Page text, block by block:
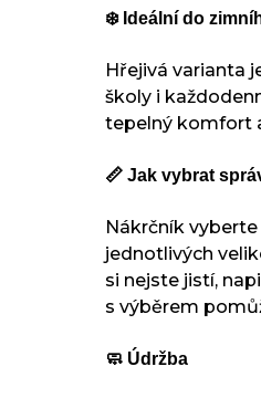
❄️ Ideální do
Hřejivá varianta
školy i
tepelný komfort
📏 Jak vybrat
Nákrčník
jednotlivých
si nejste jistí,
s výběrem
🧼 Údržba